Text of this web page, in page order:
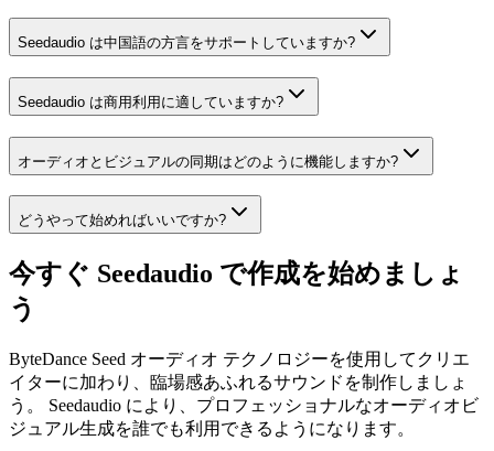
Seedaudio は中国語の方言をサポートしていますか?
Seedaudio は商用利用に適していますか?
オーディオとビジュアルの同期はどのように機能しますか?
どうやって始めればいいですか?
今すぐ Seedaudio で作成を始めましょ
う
ByteDance Seed オーディオ テクノロジーを使用してクリエ
イターに加わり、臨場感あふれるサウンドを制作しましょ
う。 Seedaudio により、プロフェッショナルなオーディオビ
ジュアル生成を誰でも利用できるようになります。